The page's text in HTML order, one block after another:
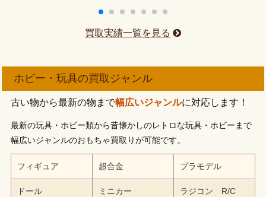
買取実績一覧を見る
ホビー・玩具の買取ジャンル
古い物から最新の物まで幅広いジャンルに対応します！
最新の玩具・ホビー類から昔懐かしのレトロな玩具・ホビーまで
幅広いジャンルのおもちゃ買取りが可能です。
フィギュア 超合金 プラモデル
ドール ミニカー ラジコン R/C